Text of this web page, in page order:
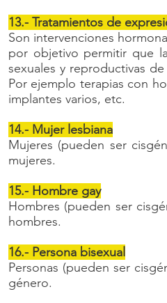
13.- Tratamientos de
Son intervenciones
por objetivo permitir que
sexuales y reproductivas
Por ejemplo terapias con
implantes varios, etc.
14.- Mujer lesbiana
Mujeres (pueden ser
mujeres.
15.- Hombre gay
Hombres (pueden ser
hombres.
16.- Persona bisexual
Personas (pueden ser
género.